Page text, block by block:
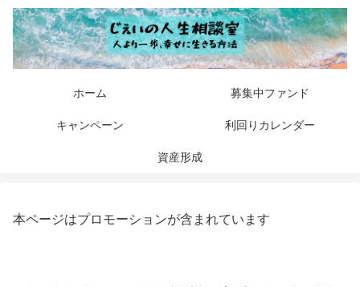
ホーム 募集中ファンド
キャンペーン 利回りカレンダー
資産形成
本ページはプロモーションが含まれています